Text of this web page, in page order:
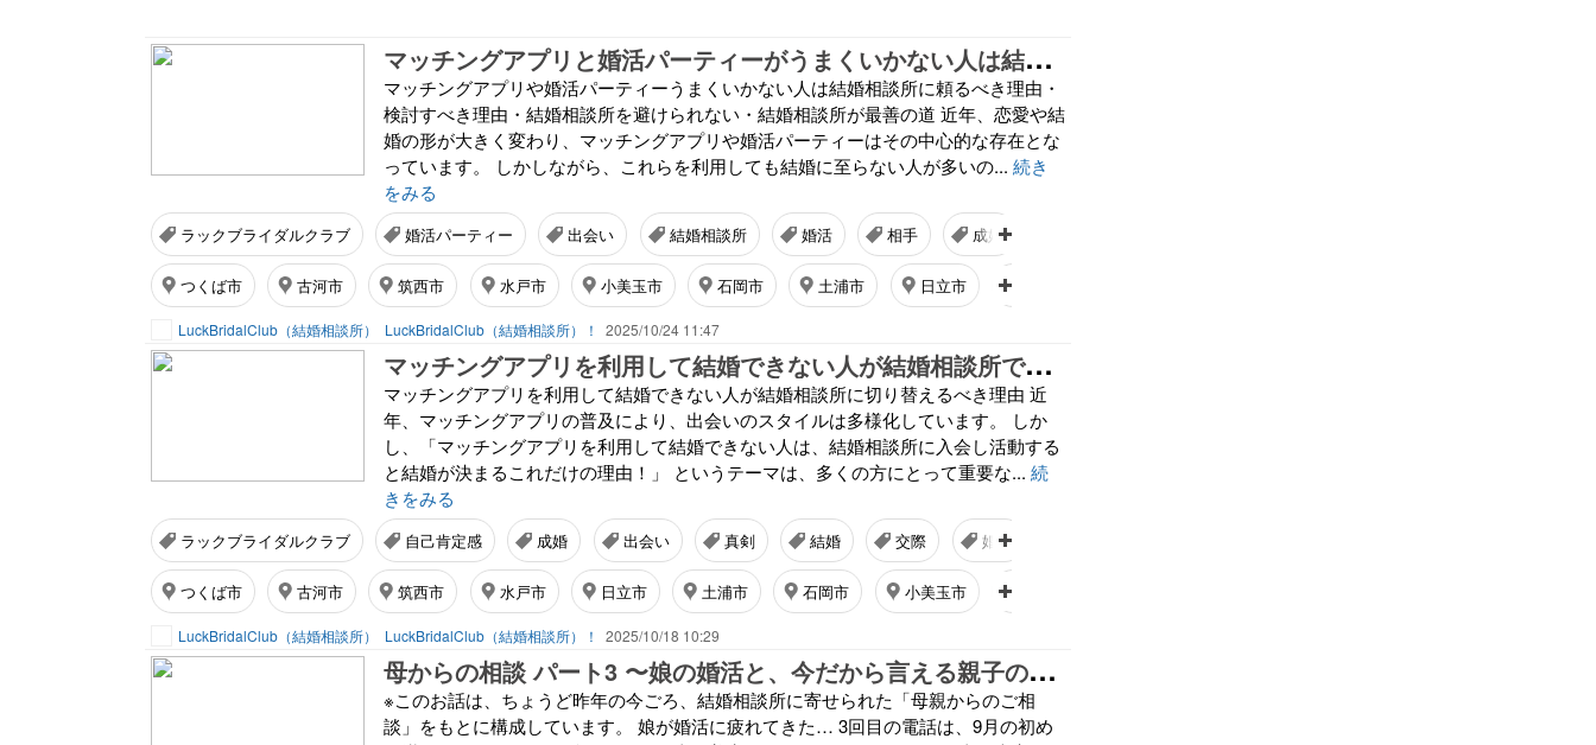
マ
ッチングアプリと婚活パーティーがうまくいかない人は結婚相談所を利用すべき
マッチングアプリや婚活パーティーうまくいかない人は結婚相談所に頼るべき理由・
検討すべき理由・結婚相談所を避けられない・結婚相談所が最善の道 近年、恋愛や結
婚の形が大きく変わり、マッチングアプリや婚活パーティーはその中心的な存在とな
っています。 しかしながら、これらを利用しても結婚に至らない人が多いの... 続き
をみる
ラックブライダルクラブ 婚活パーティー 出会い 結婚相談所 婚活 相手 成婚
つくば市 古河市 筑西市 水戸市 小美玉市 石岡市 土浦市 日立市
LuckBridalClub（結婚相談所） LuckBridalClub（結婚相談所）！ 2025/10/24 11:47
マ
ッチングアプリを利用して結婚できない人が結婚相談所で成功する理由とは
マッチングアプリを利用して結婚できない人が結婚相談所に切り替えるべき理由 近
年、マッチングアプリの普及により、出会いのスタイルは多様化しています。 しか
し、「マッチングアプリを利用して結婚できない人は、結婚相談所に入会し活動する
と結婚が決まるこれだけの理由！」 というテーマは、多くの方にとって重要な... 続
きをみる
ラックブライダルクラブ 自己肯定感 成婚 出会い 真剣 結婚 交際 婚活
つくば市 古河市 筑西市 水戸市 日立市 土浦市 石岡市 小美玉市
LuckBridalClub（結婚相談所） LuckBridalClub（結婚相談所）！ 2025/10/18 10:29
母
からの相談 パート3 〜娘の婚活と、今だから言える親子のこと〜
※このお話は、ちょうど昨年の今ごろ、結婚相談所に寄せられた「母親からのご相
談」をもとに構成しています。 娘が婚活に疲れてきた… 3回目の電話は、9月の初め